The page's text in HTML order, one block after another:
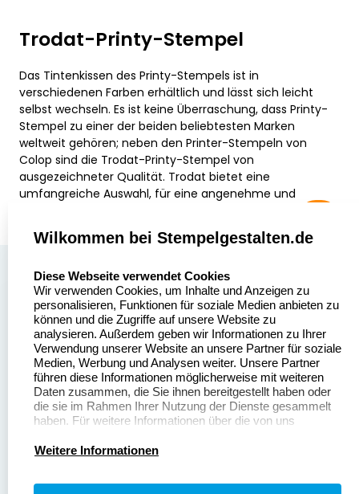
Trodat-Printy-Stempel
Das Tintenkissen des Printy-Stempels ist in
verschiedenen Farben erhältlich und lässt sich leicht
selbst wechseln. Es ist keine Überraschung, dass Printy-
Stempel zu einer der beiden beliebtesten Marken
weltweit gehören; neben den Printer-Stempeln von
Colop sind die Trodat-Printy-Stempel von
ausgezeichneter Qualität. Trodat bietet eine
umfangreiche Auswahl, für eine angenehme und
Stempelgestalten.de
Asterlager Straße 97
47228 Duisburg
Deutschland
Über uns
Sitemap
Alle
Stempelinformationen
Dateivorgaben
Fragen & Antworten
Zahlung & Versand
Wilkommen bei Stempelgestalten.de
Diese Webseite verwendet Cookies
Wir verwenden Cookies, um Inhalte und Anzeigen zu
personalisieren, Funktionen für soziale Medien anbieten zu
können und die Zugriffe auf unsere Website zu
analysieren. Außerdem geben wir Informationen zu Ihrer
Verwendung unserer Website an unsere Partner für soziale
Medien, Werbung und Analysen weiter. Unsere Partner
führen diese Informationen möglicherweise mit weiteren
Daten zusammen, die Sie ihnen bereitgestellt haben oder
die sie im Rahmen Ihrer Nutzung der Dienste gesammelt
haben. Für weitere Informationen über die von uns
Datenschutzerklärung.
Weitere Informationen